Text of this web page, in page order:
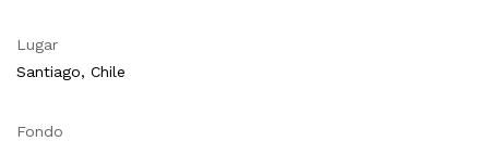
Lugar
Santiago, Chile
Fondo